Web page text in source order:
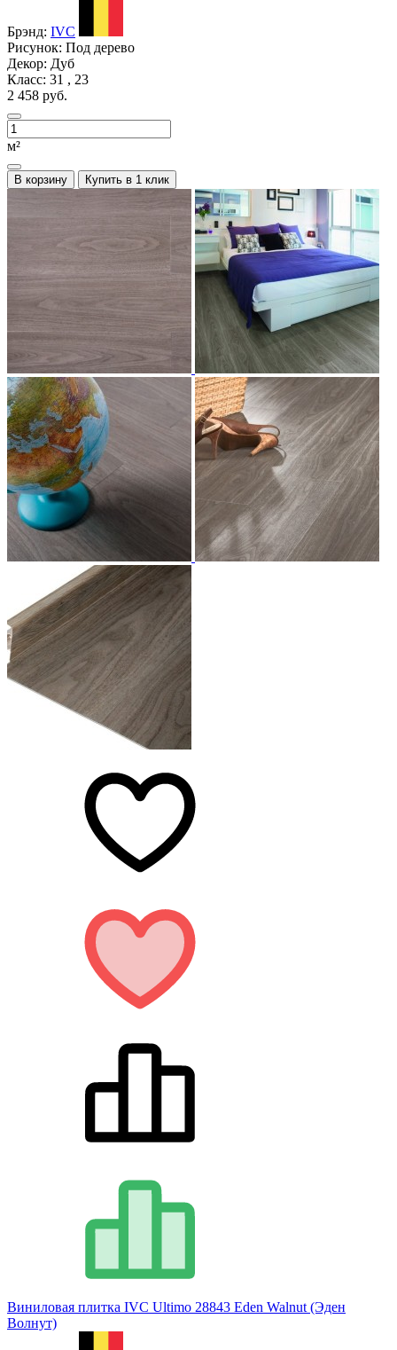
Брэнд: IVC
Рисунок: Под дерево
Декор: Дуб
Класс: 31 , 23
2 458 руб.
м²
В корзину Купить в 1 клик
Виниловая плитка IVC Ultimo 28843 Eden Walnut (Эден
Волнут)